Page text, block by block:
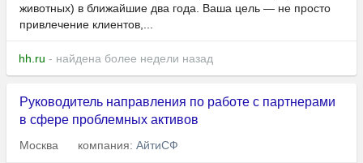
животных) в ближайшие два года. Ваша цель — не просто
привлечение клиентов,...
hh.ru - найдена более недели назад
Руководитель направления по работе с партнерами
в сфере проблемных активов
Москва компания: АйтиСФ